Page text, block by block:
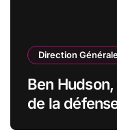
Direction
Ben
de la